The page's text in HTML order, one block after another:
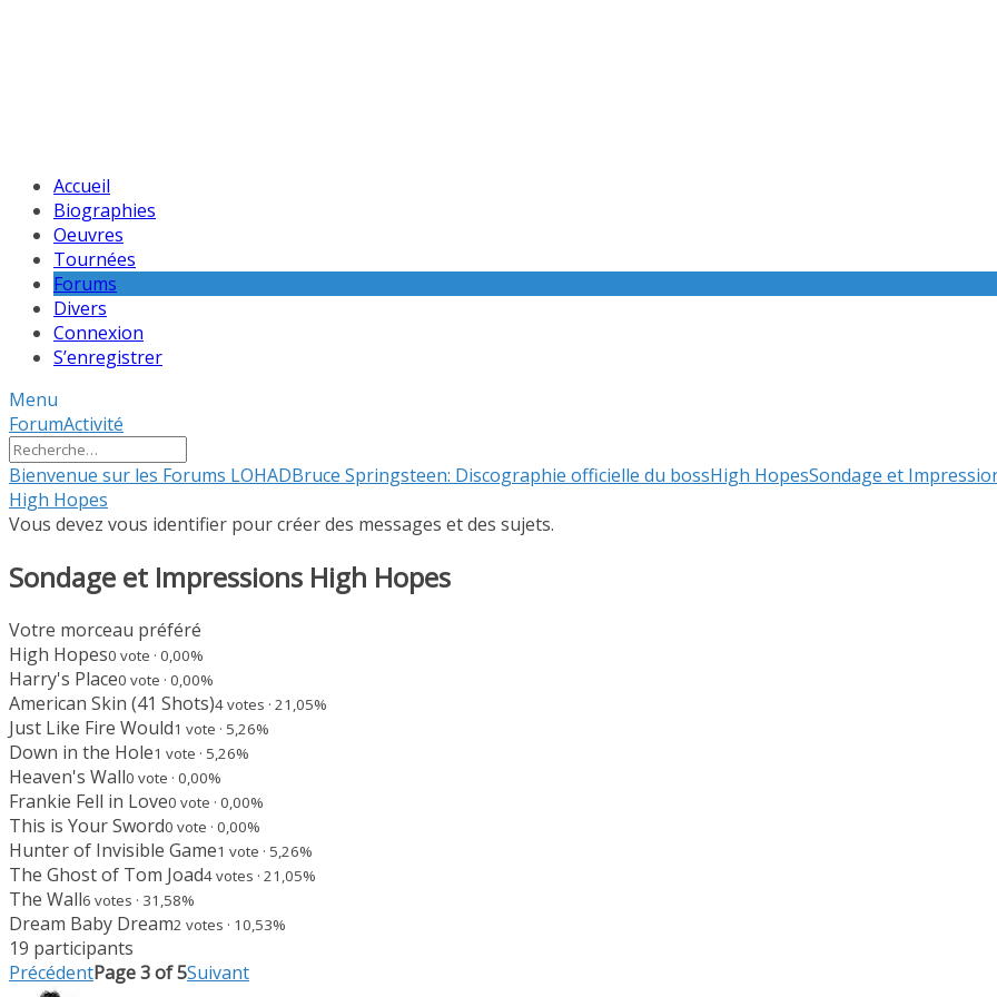
Accueil
Biographies
Oeuvres
Tournées
Forums
Divers
Connexion
S’enregistrer
Menu
Navigation
du
forum
ForumActivité
Fil
d’Ariane
du
Vous
ici :
Bienvenue sur les Forums LOHADBruce Springsteen: Discographie officielle du bossHigh HopesSondage et
High Hopes
Vous devez vous identifier pour créer des messages et des sujets.
Sondage et Impressions High Hopes
Votre morceau préféré
High Hopes0 vote · 0,00%
Harry's Place0 vote · 0,00%
American Skin (41 Shots)4 votes · 21,05%
Just Like Fire Would1 vote · 5,26%
Down in the Hole1 vote · 5,26%
Heaven's Wall0 vote · 0,00%
Frankie Fell in Love0 vote · 0,00%
This is Your Sword0 vote · 0,00%
Hunter of Invisible Game1 vote · 5,26%
The Ghost of Tom Joad4 votes · 21,05%
The Wall6 votes · 31,58%
Dream Baby Dream2 votes · 10,53%
19 participants
PrécédentPage 3 of 5Suivant